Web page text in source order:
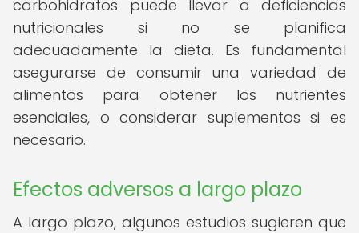
carbohidratos puede llevar a deficiencias
nutricionales si no se planifica
adecuadamente la dieta. Es fundamental
asegurarse de consumir una variedad de
alimentos para obtener los nutrientes
esenciales, o considerar suplementos si es
necesario.
Efectos adversos a largo plazo
A largo plazo, algunos estudios sugieren que